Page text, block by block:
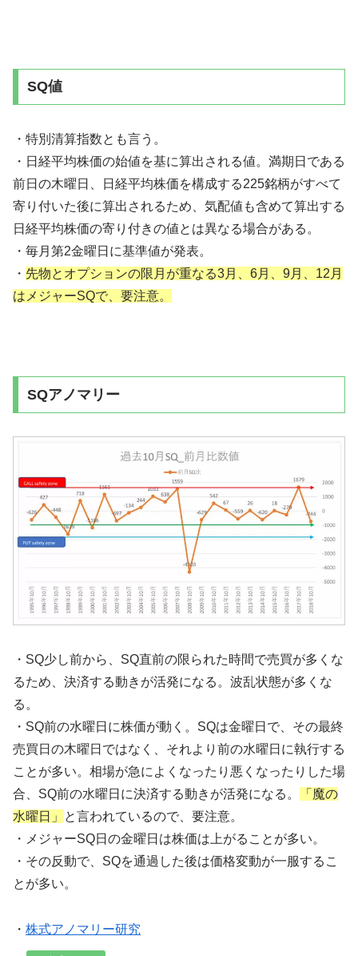
SQ値
・特別清算指数とも言う。
・日経平均株価の始値を基に算出される値。満期日である
前日の木曜日、日経平均株価を構成する225銘柄がすべて
寄り付いた後に算出されるため、気配値も含めて算出する
日経平均株価の寄り付きの値とは異なる場合がある。
・毎月第2金曜日に基準値が発表。
・ 先物とオプションの限月が重なる3月、6月、9月、12月
はメジャーSQで、要注意。
SQアノマリー
・SQ少し前から、SQ直前の限られた時間で売買が多くな
るため、決済する動きが活発になる。波乱状態が多くな
る。
・SQ前の水曜日に株価が動く。SQは金曜日で、その最終
売買日の木曜日ではなく、それより前の水曜日に執行する
ことが多い。相場が急によくなったり悪くなったりした場
合、SQ前の水曜日に決済する動きが活発になる。
「魔の
水曜日」
と言われているので、要注意。
・メジャーSQ日の金曜日は株価は上がることが多い。
・その反動で、SQを通過した後は価格変動が一服するこ
とが多い。
・ 株式アノマリー研究